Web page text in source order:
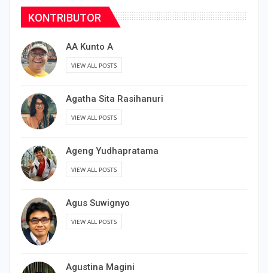
KONTRIBUTOR
AA Kunto A
VIEW ALL POSTS
Agatha Sita Rasihanuri
VIEW ALL POSTS
Ageng Yudhapratama
VIEW ALL POSTS
Agus Suwignyo
VIEW ALL POSTS
Agustina Magini